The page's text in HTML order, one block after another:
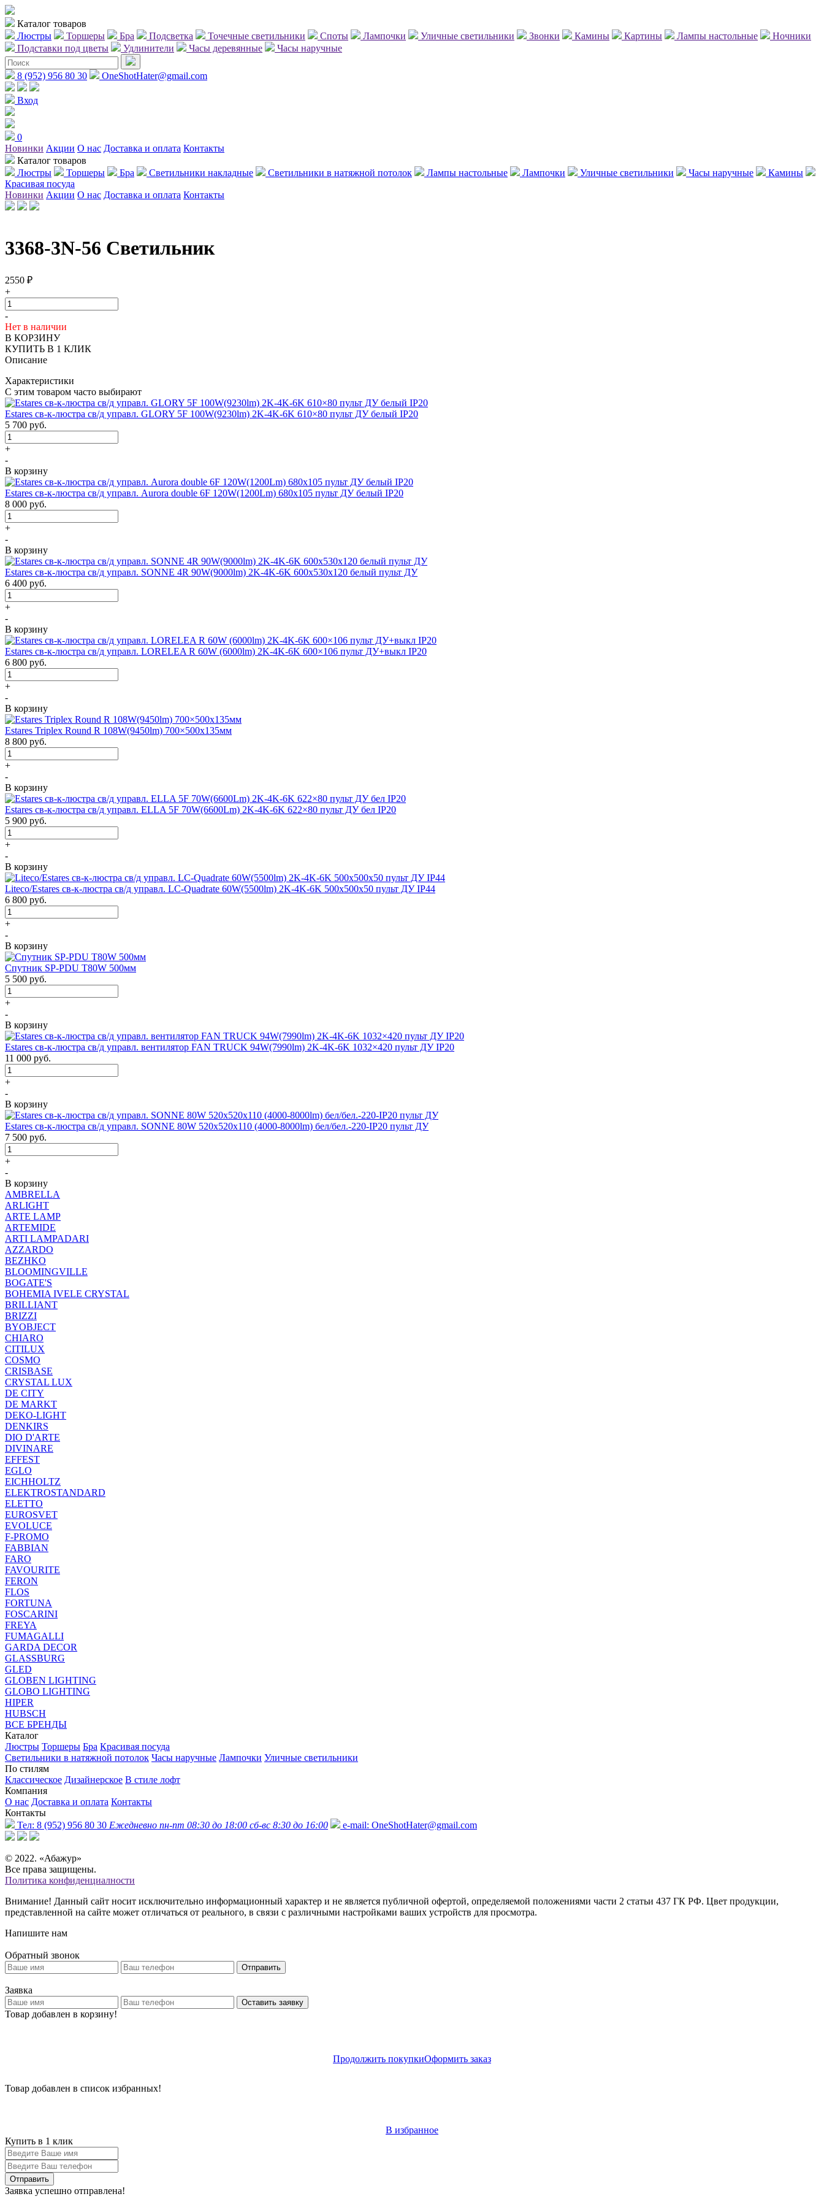
Каталог товаров
Люстры
Торшеры Бра Подсветка Точечные светильники Споты Лампочки Уличные светильники Звонки Камины Картины Лампы настольные
Ночники
Подставки под цветы
Удлинители Часы деревянные Часы наручные
8 (952) 956 80 30 OneShotHater@gmail.com
Вход
0
Новинки Акции О нас Доставка и оплата Контакты
Каталог товаров
Люстры
Торшеры Бра Светильники накладные Светильники в натяжной потолок Лампы настольные Лампочки Уличные светильники Часы наручные
Камины
Красивая посуда
Новинки Акции О нас Доставка и оплата Контакты
3368-3N-56 Светильник
2550 ₽
+
-
Нет в наличии
В КОРЗИНУ
КУПИТЬ В 1 КЛИК
Описание
Характеристики
С этим товаром часто выбирают
Estares св-к-люстра св/д управл. GLORY 5F 100W(9230lm) 2K-4K-6K 610×80 пульт ДУ белый IP20
5 700 руб.
+
-
В корзину
Estares св-к-люстра св/д управл. Aurora double 6F 120W(1200Lm) 680х105 пульт ДУ белый IP20
8 000 руб.
+
-
В корзину
Estares св-к-люстра св/д управл. SONNE 4R 90W(9000lm) 2K-4K-6K 600x530x120 белый пульт ДУ
6 400 руб.
+
-
В корзину
Estares св-к-люстра св/д управл. LORELEA R 60W (6000lm) 2K-4K-6K 600×106 пульт ДУ+выкл IP20
6 800 руб.
+
-
В корзину
Estares Triplex Round R 108W(9450lm) 700×500х135мм
8 800 руб.
+
-
В корзину
Estares св-к-люстра св/д управл. ELLA 5F 70W(6600Lm) 2K-4K-6K 622×80 пульт ДУ бел IP20
5 900 руб.
+
-
В корзину
Liteco/Estares св-к-люстра св/д управл. LC-Quadrate 60W(5500lm) 2K-4K-6K 500x500x50 пульт ДУ IP44
6 800 руб.
+
-
В корзину
Спутник SP-PDU T80W 500мм
5 500 руб.
+
-
В корзину
Estares св-к-люстра св/д управл. вентилятор FAN TRUCK 94W(7990lm) 2K-4K-6K 1032×420 пульт ДУ IP20
11 000 руб.
+
-
В корзину
Estares св-к-люстра св/д управл. SONNE 80W 520x520x110 (4000-8000lm) бел/бел.-220-IP20 пульт ДУ
7 500 руб.
+
-
В корзину
AMBRELLA
ARLIGHT
ARTE LAMP
ARTEMIDE
ARTI LAMPADARI
AZZARDO
BEZHKO
BLOOMINGVILLE
BOGATE'S
BOHEMIA IVELE CRYSTAL
BRILLIANT
BRIZZI
BYOBJECT
CHIARO
CITILUX
COSMO
CRISBASE
CRYSTAL LUX
DE CITY
DE MARKT
DEKO-LIGHT
DENKIRS
DIO D'ARTE
DIVINARE
EFFEST
EGLO
EICHHOLTZ
ELEKTROSTANDARD
ELETTO
EUROSVET
EVOLUCE
F-PROMO
FABBIAN
FARO
FAVOURITE
FERON
FLOS
FORTUNA
FOSCARINI
FREYA
FUMAGALLI
GARDA DECOR
GLASSBURG
GLED
GLOBEN LIGHTING
GLOBO LIGHTING
HIPER
HUBSCH
ВСЕ БРЕНДЫ
Каталог
Люстры Торшеры Бра Красивая посуда
Светильники в натяжной потолок Часы наручные Лампочки Уличные светильники
По стилям
Классическое Дизайнерское В стиле лофт
Компания
О нас Доставка и оплата Контакты
Контакты
Тел: 8 (952) 956 80 30 Ежедневно пн-пт 08:30 до 18:00 сб-вс 8:30 до 16:00 e-mail: OneShotHater@gmail.com
© 2022. «Абажур»
Все права защищены.
Политика конфиденциалности
Внимание! Данный сайт носит исключительно информационный характер и не является публичной офертой, определяемой положениями части 2 статьи 437 ГК РФ. Цвет продукции,
представленной на сайте может отличаться от реального, в связи с различными настройками ваших устройств для просмотра.
Напишите нам
Обратный звонок
Отправить
Заявка
Оставить заявку
Товар добавлен в корзину!
Продолжить покупкиОформить заказ
Товар добавлен в список избранных!
В избранное
Купить в 1 клик
Заявка успешно отправлена!